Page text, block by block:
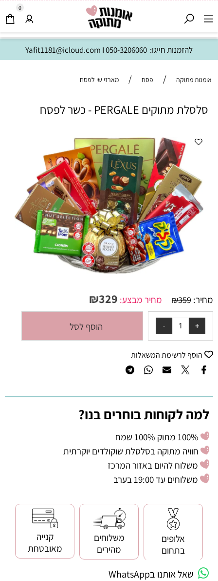
להזמנות חייגו: Yafit1181@icloud.com I050-3206060
0
אומנות מתוקה / פסח / מארזי שי לפסח
סלסלת מתוקים PERGALE - כשר לפסח
מחיר: ₪359 מחיר מבצע: ₪329
הוסף לסל
הוסף לרשימת המשאלות
למה לקוחות בוחרים בנו?
חוויה מתוקה בסלסלת שוקולדים יוקרתית
משלוח להיום באזור המרכז
משלוחים עד 19:00 בערב
אלופים
בתחום
משלוחים
מהירים
קנייה
מאובטחת
שאל אותנו בWhatsApp